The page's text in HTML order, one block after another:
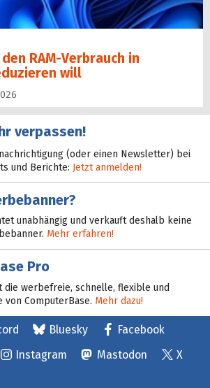
RAM-Verbrauch in
will
verpassen!
(oder einen Newsletter) bei
und Berichte: Jetzt anmelden!
unabhängig und verkauft deshalb keine
Mehr erfahren!
Pro
die werbefreie, schnelle, flexible und
von ComputerBase. Mehr dazu!
Bluesky
Facebook
Instagram Mastodon
X